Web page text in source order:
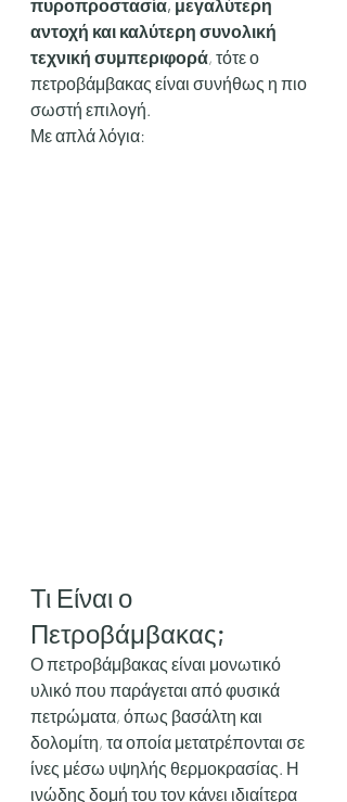
πυροπροστασία, μεγαλύτερη
αντοχή και καλύτερη συνολική
τεχνική συμπεριφορά, τότε ο
πετροβάμβακας είναι συνήθως η πιο
σωστή επιλογή.
Με απλά λόγια:
Τι Είναι ο
Πετροβάμβακας;
Ο πετροβάμβακας είναι μονωτικό
υλικό που παράγεται από φυσικά
πετρώματα, όπως βασάλτη και
δολομίτη, τα οποία μετατρέπονται σε
ίνες μέσω υψηλής θερμοκρασίας. Η
ινώδης δομή του τον κάνει ιδιαίτερα